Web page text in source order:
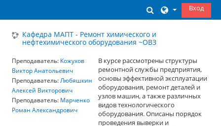
ИзменитьВход
Кафедра МАПТ - Ремонт химического и
нефтехимического оборудования ~ОВЗ
В курсе рассмотрены структуры
ремонтной службы предприятия,
основы эффективной эксплуатации
оборудования, ремонт деталей и
узлов машин, а также различных
видов технологического
оборудования. Описаны порядок
проведения выверки и
Преподаватель: Кожухов
Виктор Анатольевич
Преподаватель:Любяшкин
Алексей Викторович
Преподаватель: Марченко
Роман Александрович